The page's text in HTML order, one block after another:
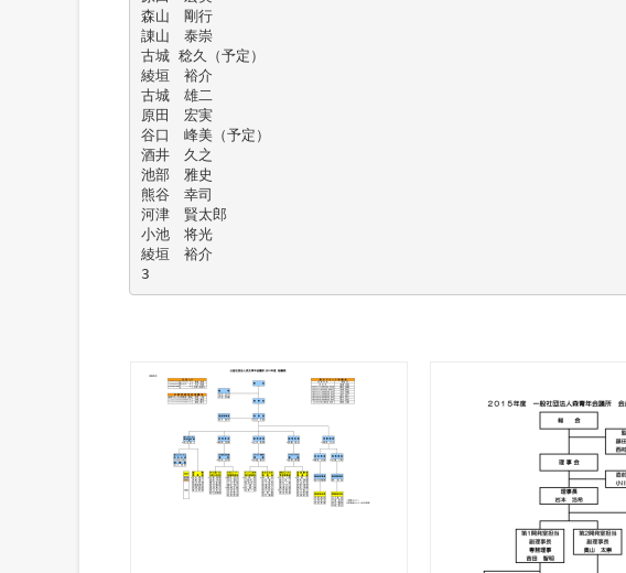
森山 剛行
諌山 泰崇
古城 稔久（予定）
綾垣 裕介
古城 雄二
原田 宏実
谷口 峰美（予定）
酒井 久之
池部 雅史
熊谷 幸司
河津 賢太郎
小池 将光
綾垣 裕介